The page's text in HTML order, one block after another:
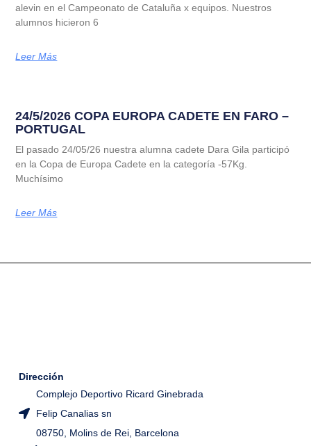
alevin en el Campeonato de Cataluña x equipos. Nuestros
alumnos hicieron 6
Leer Más
24/5/2026 COPA EUROPA CADETE EN FARO –
PORTUGAL
El pasado 24/05/26 nuestra alumna cadete Dara Gila participó
en la Copa de Europa Cadete en la categoría -57Kg.
Muchísimo
Leer Más
Dirección
Complejo Deportivo Ricard Ginebrada
Felip Canalias sn
08750, Molins de Rei, Barcelona